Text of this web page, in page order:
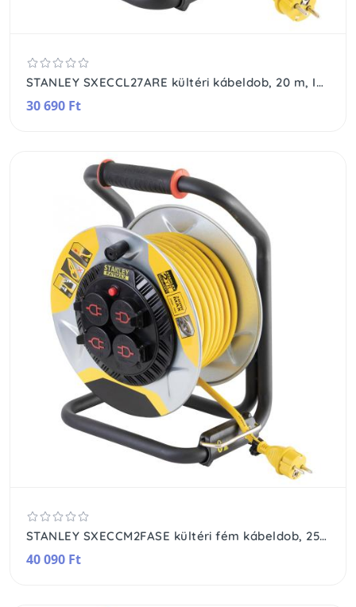
STANLEY SXECCL27ARE kültéri kábeldob, 20 m, IP44-es védelem, kábelvezető, masszív fém láb, H07RN-F 3G1,5 mm2 kábel, max. 3000 W
30 690 Ft
STANLEY SXECCM2FASE kültéri fém kábeldob, 25 m, IP44-es védelem, kábelvezető, masszív fém dob és láb, H07RN-F 3G1,5 mm2 kábel, max. 3000 W
40 090 Ft